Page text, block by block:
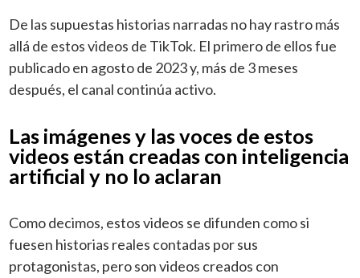
De las supuestas historias narradas no hay rastro más
allá de estos videos de TikTok. El primero de ellos fue
publicado en agosto de 2023 y, más de 3 meses
después, el canal continúa activo.
Las imágenes y las voces de estos
videos están creadas con inteligencia
artificial y no lo aclaran
Como decimos, estos videos se difunden como si
fuesen historias reales contadas por sus
protagonistas, pero son videos creados con